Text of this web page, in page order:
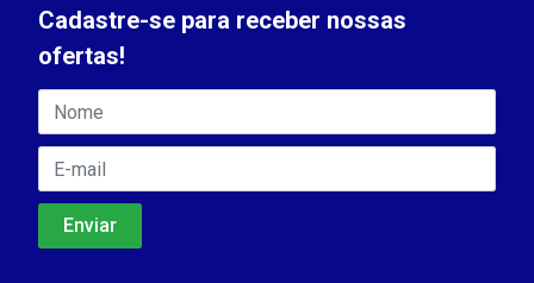
Cadastre-se para receber nossas
ofertas!